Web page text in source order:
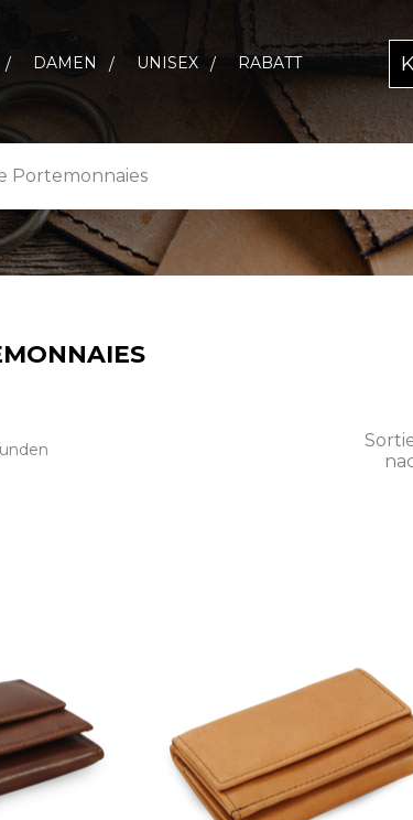
DAMEN UNISEX RABATT
Portemonnaies